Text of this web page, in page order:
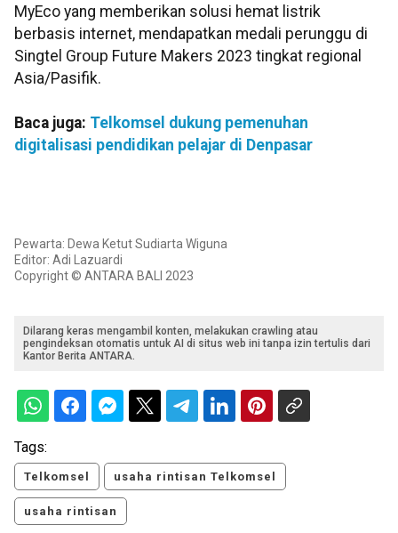
MyEco yang memberikan solusi hemat listrik
berbasis internet, mendapatkan medali perunggu di
Singtel Group Future Makers 2023 tingkat regional
Asia/Pasifik.
Baca juga: Telkomsel dukung pemenuhan
digitalisasi pendidikan pelajar di Denpasar
Pewarta: Dewa Ketut Sudiarta Wiguna
Editor: Adi Lazuardi
Copyright © ANTARA BALI 2023
Dilarang keras mengambil konten, melakukan crawling atau
pengindeksan otomatis untuk AI di situs web ini tanpa izin tertulis dari
Kantor Berita ANTARA.
Tags:
Telkomsel usaha rintisan Telkomsel
usaha rintisan